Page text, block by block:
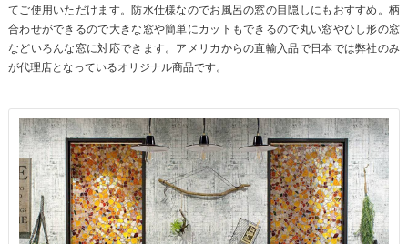
てご使用いただけます。防水仕様なのでお風呂の窓の目隠しにもおすすめ。柄
合わせができるので大きな窓や簡単にカットもできるので丸い窓やひし形の窓
などいろんな窓に対応できます。アメリカからの直輸入品で日本では弊社のみ
が代理店となっているオリジナル商品です。